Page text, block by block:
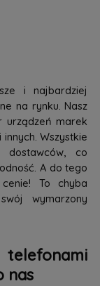
i najbardziej
na rynku. Nasz
urządzeń marek
Wszystkie
dostawców, co
A do tego
To chyba
wymarzony
nas